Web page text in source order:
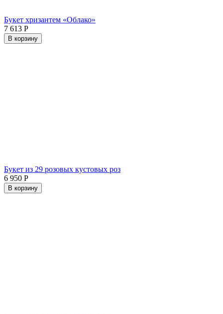
Букет хризантем «Облако»
7 613 Р
В корзину
Букет из 29 розовых кустовых роз
6 950 Р
В корзину